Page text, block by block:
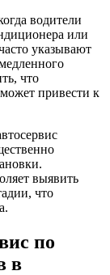
водители
или
указывают
что
привести к
выявить
что
по
в